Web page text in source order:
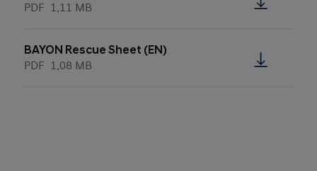
PDF 1.11 MB
BAYON Rescue Sheet (EN)
PDF 1.08 MB